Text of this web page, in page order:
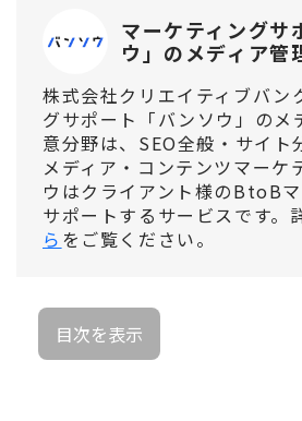
マーケティングサ
ウ」のメディア管
株式会社クリエイティブバン
グサポート「バンソウ」のメ
意分野は、SEO全般・サイト
メディア・コンテンツマーケ
ウはクライアント様のBtoB
サポートするサービスです。
ら をご覧ください。
目次を表示